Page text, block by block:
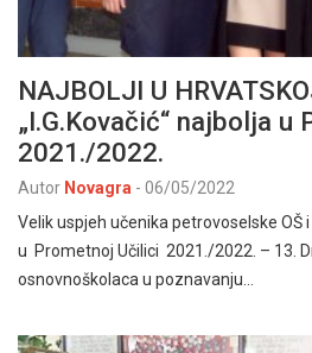
NAJBOLJI U
„I.G.Kovačić“ najbolja
2021./2022.
Autor Novagra - 06/05/2022
Velik uspjeh učenika petrovoselske OŠ
u Prometnoj Učilici 2021./2022. – 13.
osnovnoškolaca u poznavanju…